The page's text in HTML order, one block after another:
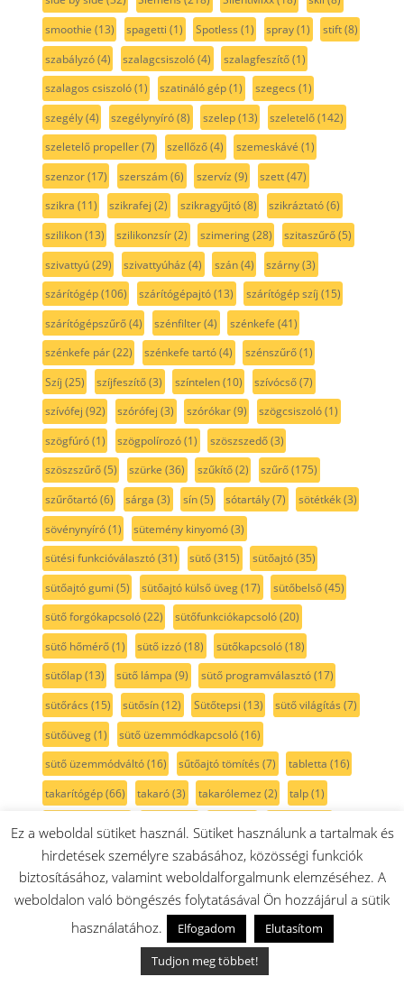
smoothie (13) spagetti (1) Spotless (1) spray(1) stift(8)
szabályzó(4) szalagcsiszoló(4) szalagfeszítő(1)
szalagos csiszoló(1) szatináló gép(1) szegecs (1)
szegély(4) szegélynyíró(8) szelep(13) szeletelő(142)
szeletelő propeller(7) szellőző(4) szemeskávé (1)
szenzor(17) szerszám(6) szervíz (9) szett(47)
szikra (11) szikrafej (2) szikragyűjtó(8) szikráztató(6)
szilikon(13) szilikonzsír(2) szimering(28) szitaszűrő(5)
szivattyú(29) szivattyúház (4) szán(4) szárny(3)
szárítógép(106) szárítógépajtó(13) szárítógép szíj (15)
szárítógépszűrő(4) szénfilter(4) szénkefe (41)
szénkefe pár(22) szénkefe tartó(4) szénszűrő(1)
Szíj (25) szíjfeszítő(3) színtelen(10) szívócső(7)
szívófej (92) szórófej (3) szórókar(9) szögcsiszoló(1)
szögfúró(1) szögpolírozó(1) szöszszedő(3)
szöszszűrő(5) szürke (36) szűkítő(2) szűrő(175)
szűrőtartó(6) sárga (3) sín(5) sótartály(7) sötétkék(3)
sövénynyíró(1) sütemény kinyomó(3)
sütési funkcióválasztó(31) sütő(315) sütőajtó(35)
sütőajtó gumi (5) sütőajtó külső üveg(17) sütőbelső(45)
sütő forgókapcsoló(22) sütőfunkciókapcsoló(20)
sütő hőmérő(1) sütő izzó(18) sütőkapcsoló(18)
sütőlap(13) sütő lámpa (9) sütő programválasztó(17)
sütőrács (15) sütősín(12) Sütőtepsi (13) sütő világítás (7)
sütőüveg(1) sütő üzemmódkapcsoló(16)
sütő üzemmódváltó(16) sűtőajtó tömítés (7) tabletta (16)
takarítógép(66) takaró(3) takarólemez (2) talp(1)
TastyMoments(3) teafőző(1) tejcső (5) tejhabosító(8)
tejtartó(8) tekercs(2) tekercsfedél(1) teleszkópcső(9)
teleszkópos sütősín(12) teljesítmény szabályzó
tepsi fedél(3) tepsitartó(4)
termosztát(18) tető(20)
Ez a weboldal sütiket használ. Sütiket használunk a tartalmak és
hirdetések személyre szabásához, közösségi funkciók
biztosításához, valamint weboldalforgalmunk elemzéséhez. A
weboldalon való böngészés folytatásával Ön hozzájárul a sütik
használatához.
Elfogadom
Elutasítom
Tudjon meg többet!